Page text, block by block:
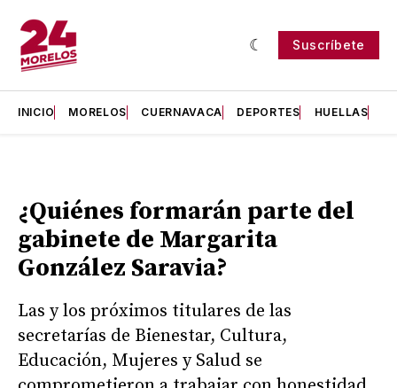
Suscríbete
INICIO MORELOS CUERNAVACA DEPORTES HUELLAS
¿Quiénes formarán parte del
gabinete de Margarita
González Saravia?
Las y los próximos titulares de las
secretarías de Bienestar, Cultura,
Educación, Mujeres y Salud se